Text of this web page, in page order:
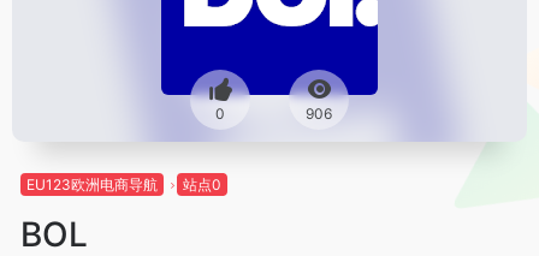
0 906
EU123欧洲电商导航 站点0
BOL